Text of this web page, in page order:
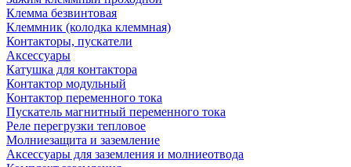
Клемма безвинтовая
Клеммник (колодка клеммная)
Контакторы, пускатели
Аксессуары
Катушка для контактора
Контактор модульный
Контактор переменного тока
Пускатель магнитный переменного тока
Реле перегрузки тепловое
Молниезащита и заземление
Аксессуары для заземления и молниеотвода